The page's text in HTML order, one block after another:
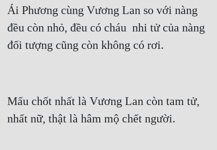
Ái Phương cùng Vương Lan so với nàng
đều còn nhỏ, đều có cháu  nhi tử của nàng
đối tượng cũng còn không có rơi.
Mấu chốt nhất là Vương Lan còn tam tử,
nhất nữ, thật là hâm mộ chết người.